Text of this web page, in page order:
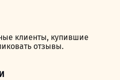
клиенты, купившие
отзывы.